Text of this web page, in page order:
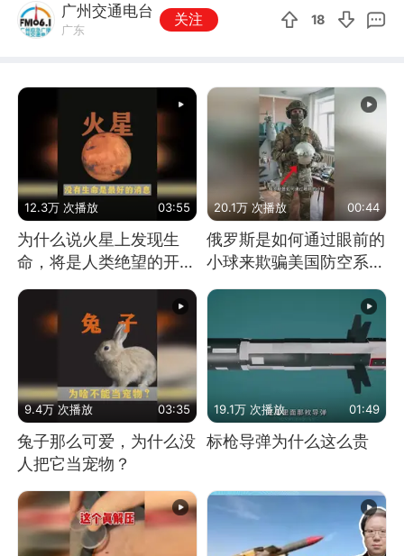
广州交通电台
广东
关注 18
12.3万 次播放 03:55
为什么说火星上发现生
命，将是人类绝望的开
始？
20.1万 次播放 00:44
俄罗斯是如何通过眼前的
小球来欺骗美国防空系统
的
9.4万 次播放 03:35
兔子那么可爱，为什么没
人把它当宠物？
19.1万 次播放 01:49
标枪导弹为什么这么贵